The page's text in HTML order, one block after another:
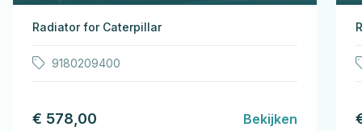
Radiator for Caterpillar
9180209400
€ 578,00 Bekijken